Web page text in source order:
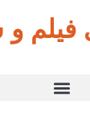
فیلم و